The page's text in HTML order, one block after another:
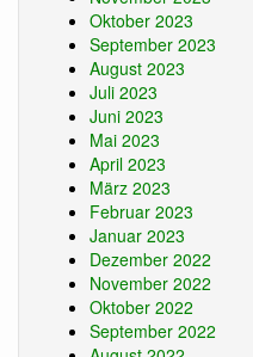
Oktober 2023
September 2023
August 2023
Juli 2023
Juni 2023
Mai 2023
April 2023
März 2023
Februar 2023
Januar 2023
Dezember 2022
November 2022
Oktober 2022
September 2022